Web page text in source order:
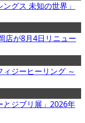
グス 未知の世界」
店が8月4日リニュー
ジーヒーリング ～
とジブリ展」2026年